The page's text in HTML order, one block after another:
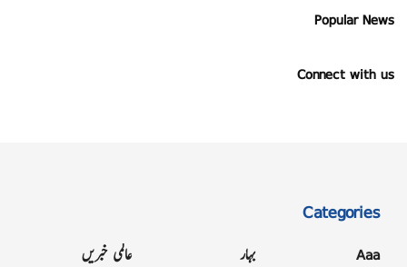
Popular News
Connect with us
Categories
Aaa بہار عالمی خبریں